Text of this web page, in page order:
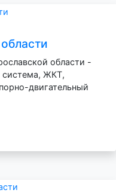
области -
система, ЖКТ,
двигательный